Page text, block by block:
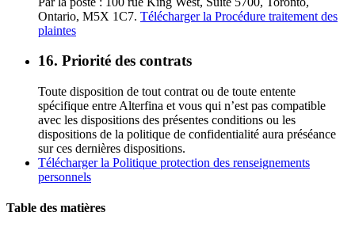
Ontario, M5X 1C7. Télécharger la Procédure traitement des
plaintes
16. Priorité des contrats
Toute disposition de tout contrat ou de toute entente
spécifique entre Alterfina et vous qui n’est pas compatible
avec les dispositions des présentes conditions ou les
dispositions de la politique de confidentialité aura préséance
sur ces dernières dispositions.
Télécharger la Politique protection des renseignements
personnels
Table des matières